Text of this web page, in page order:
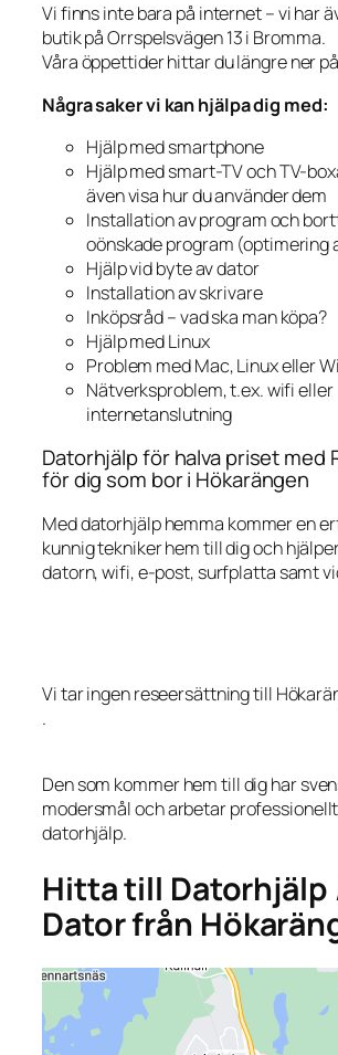
Vi finns inte bara på internet – vi har
butik på Orrspelsvägen 13 i Bromma.
Våra öppettider hittar du längre ner
Några saker vi kan hjälpa dig med:
Hjälp med smartphone
Hjälp med smart-TV och TV-
även visa hur du använder dem
Installation av program och
oönskade program (optimering
Hjälp vid byte av dator
Installation av skrivare
Inköpsråd – vad ska man köpa?
Hjälp med Linux
Problem med Mac, Linux eller
Nätverksproblem, t.ex. wifi eller
internetanslutning
Datorhjälp för halva priset med
för dig som bor i Hökarängen
Med datorhjälp hemma kommer en
kunnig tekniker hem till dig och
datorn, wifi, e-post, surfplatta samt
Vi tar ingen reseersättning till
.
Den som kommer hem till dig har
modersmål och arbetar
datorhjälp.
Hitta till Datorhjälp
Dator från